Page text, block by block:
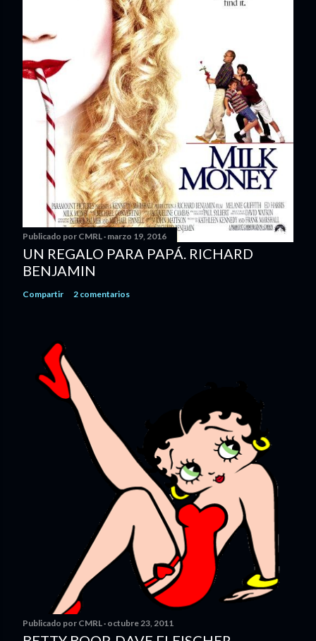
Publicado por CMRL marzo 19, 2016
UN REGALO PARA PAPÁ. RICHARD
BENJAMIN
Compartir 2 comentarios
Publicado por CMRL octubre 23, 2011